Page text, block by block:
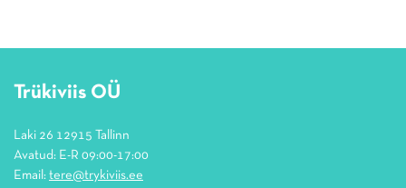
Trükiviis OÜ
Laki 26 12915 Tallinn
Avatud: E-R 09:00-17:00
Email: tere@trykiviis.ee